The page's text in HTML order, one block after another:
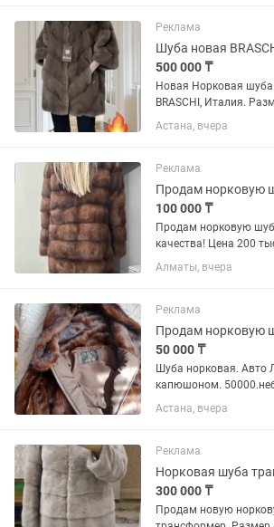
Реклама
500 000 ₸
Новая Норковая
BRASCHI, Италия.
Отличный вариант как
Құдалық, Юбилей или
плечики, все этикетки
Астана, вчера
Реклама
Продам норковую
100 000 ₸
Продам норковую
качества! Цена 200
Шуба трансформер.
рассрочку/ред Размер
Алматы, вчера
Реклама
Продам норковую
50 000 ₸
Шуба норковая. Авто
капюшоном.
Астана, вчера
Реклама
Норковая шуба
300 000 ₸
Продам новую